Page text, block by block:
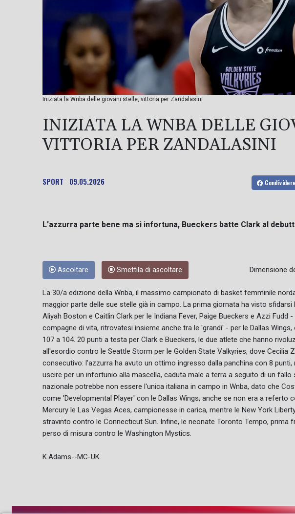
Iniziata la Wnba delle giovani stelle, vittoria per Zandalasini
INIZIATA LA WNBA DELLE
VITTORIA PER ZANDALASINI
SPORT 09.05.2026 Condividere
L'azzurra parte bene ma si infortuna, Bueckers batte Clark al
Ascoltare Smettila di ascoltare Dimensione
La 30/a edizione della Wnba, il massimo campionato di basket femminile
maggior parte delle sue stelle già in campo. La prima giornata ha visto
Aliyah Boston e Caitlin Clark per le Indiana Fever, Paige Bueckers e Azzi Fudd
compagne di vita, ritrovatesi insieme anche tra le 'grandi' - per le Dallas
107 a 104. 20 punti a testa per Clark e Bueckers, le due atlete che hanno
all'esordio contro le Seattle Storm per le Golden State Valkyries, dove Cecilia
consecutivo: l'azzurra ha avuto un ottimo ingresso dalla panchina con 8
uscire per un infortunio alla mascella, caduta male a terra a seguito di un fallo
nazionale potrebbe non essere l'unica italiana in campo in Wnba, dato che
come 'Developmental Player' con le Dallas Wings, anche se non era a referto
Mercury le Las Vegas Aces, campionesse in carica, mentre le New York
stravinto contro le Connecticut Sun. Infine, le neonate Toronto Tempo, prima
perso di misura contro le Washington Mystics.
K.Adams--MC-UK